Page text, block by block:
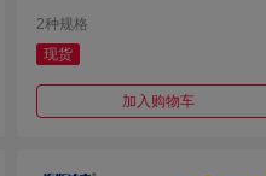
2种规格
现货
加入购物车